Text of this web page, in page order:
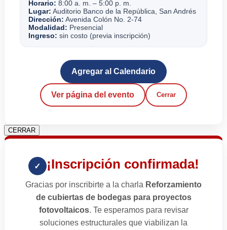
Horario: 8:00 a. m. – 5:00 p. m.
Lugar: Auditorio Banco de la República, San Andrés
Dirección: Avenida Colón No. 2-74
Modalidad: Presencial
Ingreso: sin costo (previa inscripción)
Agregar al Calendario
Ver página del evento Cerrar
CERRAR
✓ ¡Inscripción confirmada!
Gracias por inscribirte a la charla Reforzamiento
de cubiertas de bodegas para proyectos
fotovoltaicos. Te esperamos para revisar
soluciones estructurales que viabilizan la